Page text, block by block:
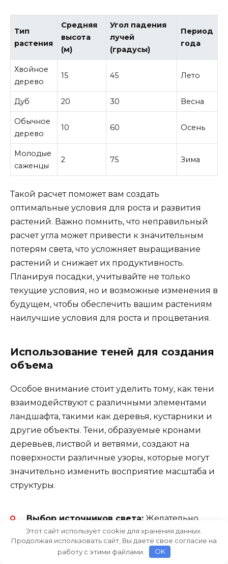
Тип
растения
Средняя
высота
(м)
Угол падения
лучей
(градусы)
Период
года
Хвойное
дерево
15 45 Лето
Дуб 20 30 Весна
Обычное
дерево
10 60 Осень
Молодые
саженцы
2 75 Зима
Такой расчет поможет вам создать
оптимальные условия для роста и развития
растений. Важно помнить, что неправильный
расчет угла может привести к значительным
потерям света, что усложняет выращивание
растений и снижает их продуктивность.
Планируя посадки, учитывайте не только
текущие условия, но и возможные изменения в
будущем, чтобы обеспечить вашим растениям
наилучшие условия для роста и процветания.
Использование теней для создания
объема
Особое внимание стоит уделить тому, как тени
взаимодействуют с различными элементами
ландшафта, такими как деревья, кустарники и
другие объекты. Тени, образуемые кронами
деревьев, листвой и ветвями, создают на
поверхности различные узоры, которые могут
значительно изменить восприятие масштаба и
структуры.
Выбор источников света: Желательно
использовать источники света, которые
могут быть отрегулированы по
интенсивности и направлению. Это
Этот сайт использует cookie для хранения данных.
Продолжая использовать сайт, Вы даете свое согласие на
работу с этими файлами.
OK